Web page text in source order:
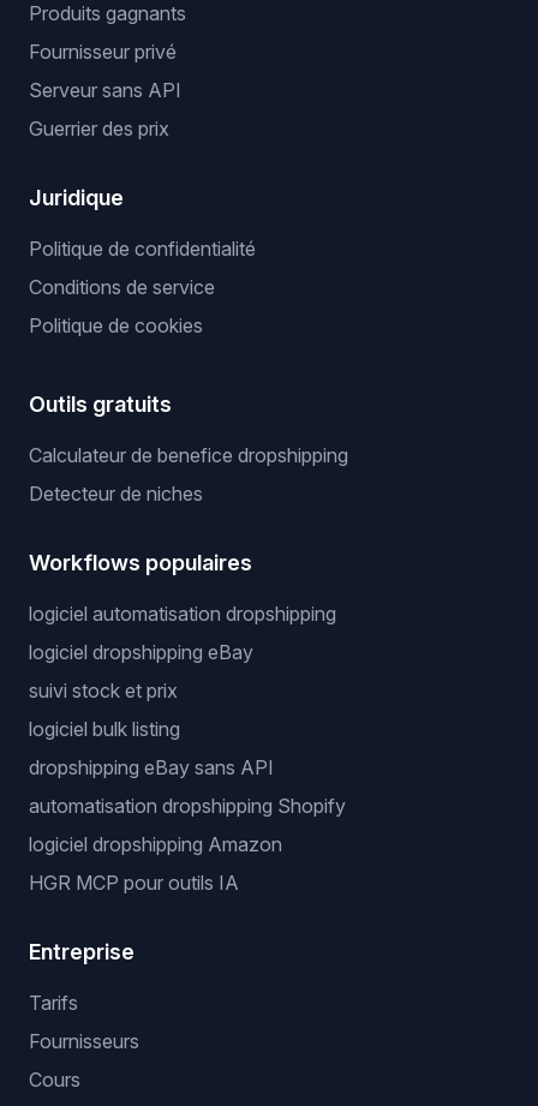
Produits gagnants
Fournisseur privé
Serveur sans API
Guerrier des prix
Juridique
Politique de confidentialité
Conditions de service
Politique de cookies
Outils gratuits
Calculateur de benefice dropshipping
Detecteur de niches
Workflows populaires
logiciel automatisation dropshipping
logiciel dropshipping eBay
suivi stock et prix
logiciel bulk listing
dropshipping eBay sans API
automatisation dropshipping Shopify
logiciel dropshipping Amazon
HGR MCP pour outils IA
Entreprise
Tarifs
Fournisseurs
Cours